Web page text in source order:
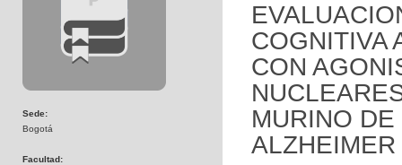
Sede:
Bogotá
Facultad:
COGNITIVA
CON
MURINO